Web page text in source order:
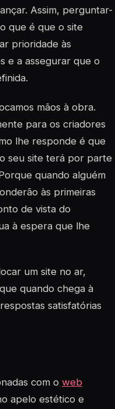
Assim, perguntar-
que é que o site
prioridade às
e a assegurar que o
mãos à obra.
para os criadores
lhe responde é que
seu site terá por parte
quando alguém
às primeiras
de vista do
à espera que lhe
um site no ar,
quando chega à
satisfatórias
com o web
apelo estético e